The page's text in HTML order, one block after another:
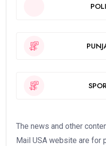
The news and other
Mail USA website are for